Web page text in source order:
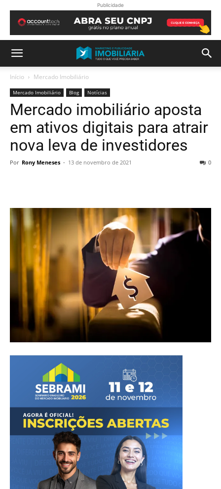
Publicidade
Início Mercado Imobiliário
Mercado Imobiliário Blog Notícias
Mercado imobiliário aposta
em ativos digitais para atrair
nova leva de investidores
Por Rony Meneses - 13 de novembro de 2021 0